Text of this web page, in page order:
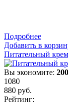
Подробнеe
Добавить в
Питательный
Вы экономите: 200
1080
880 руб.
Рейтинг: